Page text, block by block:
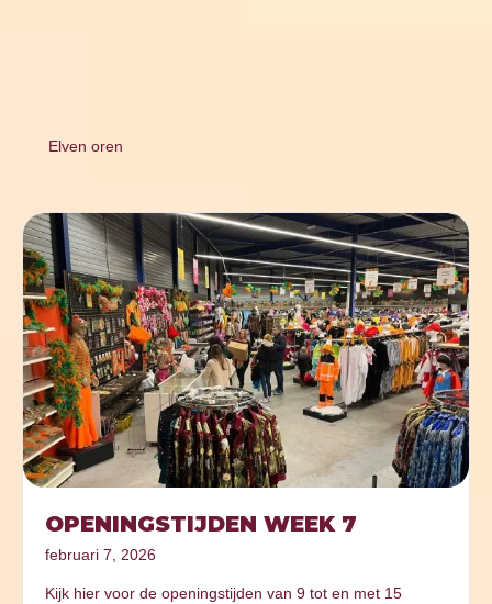
Elven oren
OPENINGSTIJDEN WEEK 7
februari 7, 2026
Kijk hier voor de openingstijden van 9 tot en met 15